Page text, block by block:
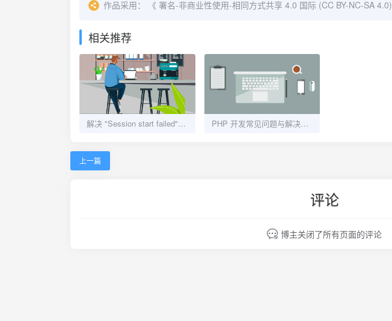
作品采用：
《 署名-非商业性使用-相同方式共享 4.0 国际 (CC BY-NC-SA 4.0)
相关推荐
解决 "Session start failed" 错误 PHP 开发常见问题与解决方案
上一篇
评论
博主关闭了所有页面的评论